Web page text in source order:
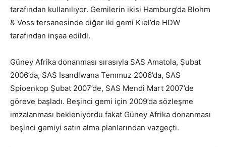
tarafından kullanılıyor. Gemilerin ikisi Hamburg’da Blohm
& Voss tersanesinde diğer iki gemi Kiel’de HDW
tarafından inşaa edildi.
Güney Afrika donanması sırasıyla SAS Amatola, Şubat
2006’da, SAS Isandlwana Temmuz 2006’da, SAS
Spioenkop Şubat 2007’de, SAS Mendi Mart 2007’de
göreve başladı. Beşinci gemi için 2009’da sözleşme
imzalanması bekleniyordu fakat Güney Afrika donanması
beşinci gemiyi satın alma planlarından vazgeçti.